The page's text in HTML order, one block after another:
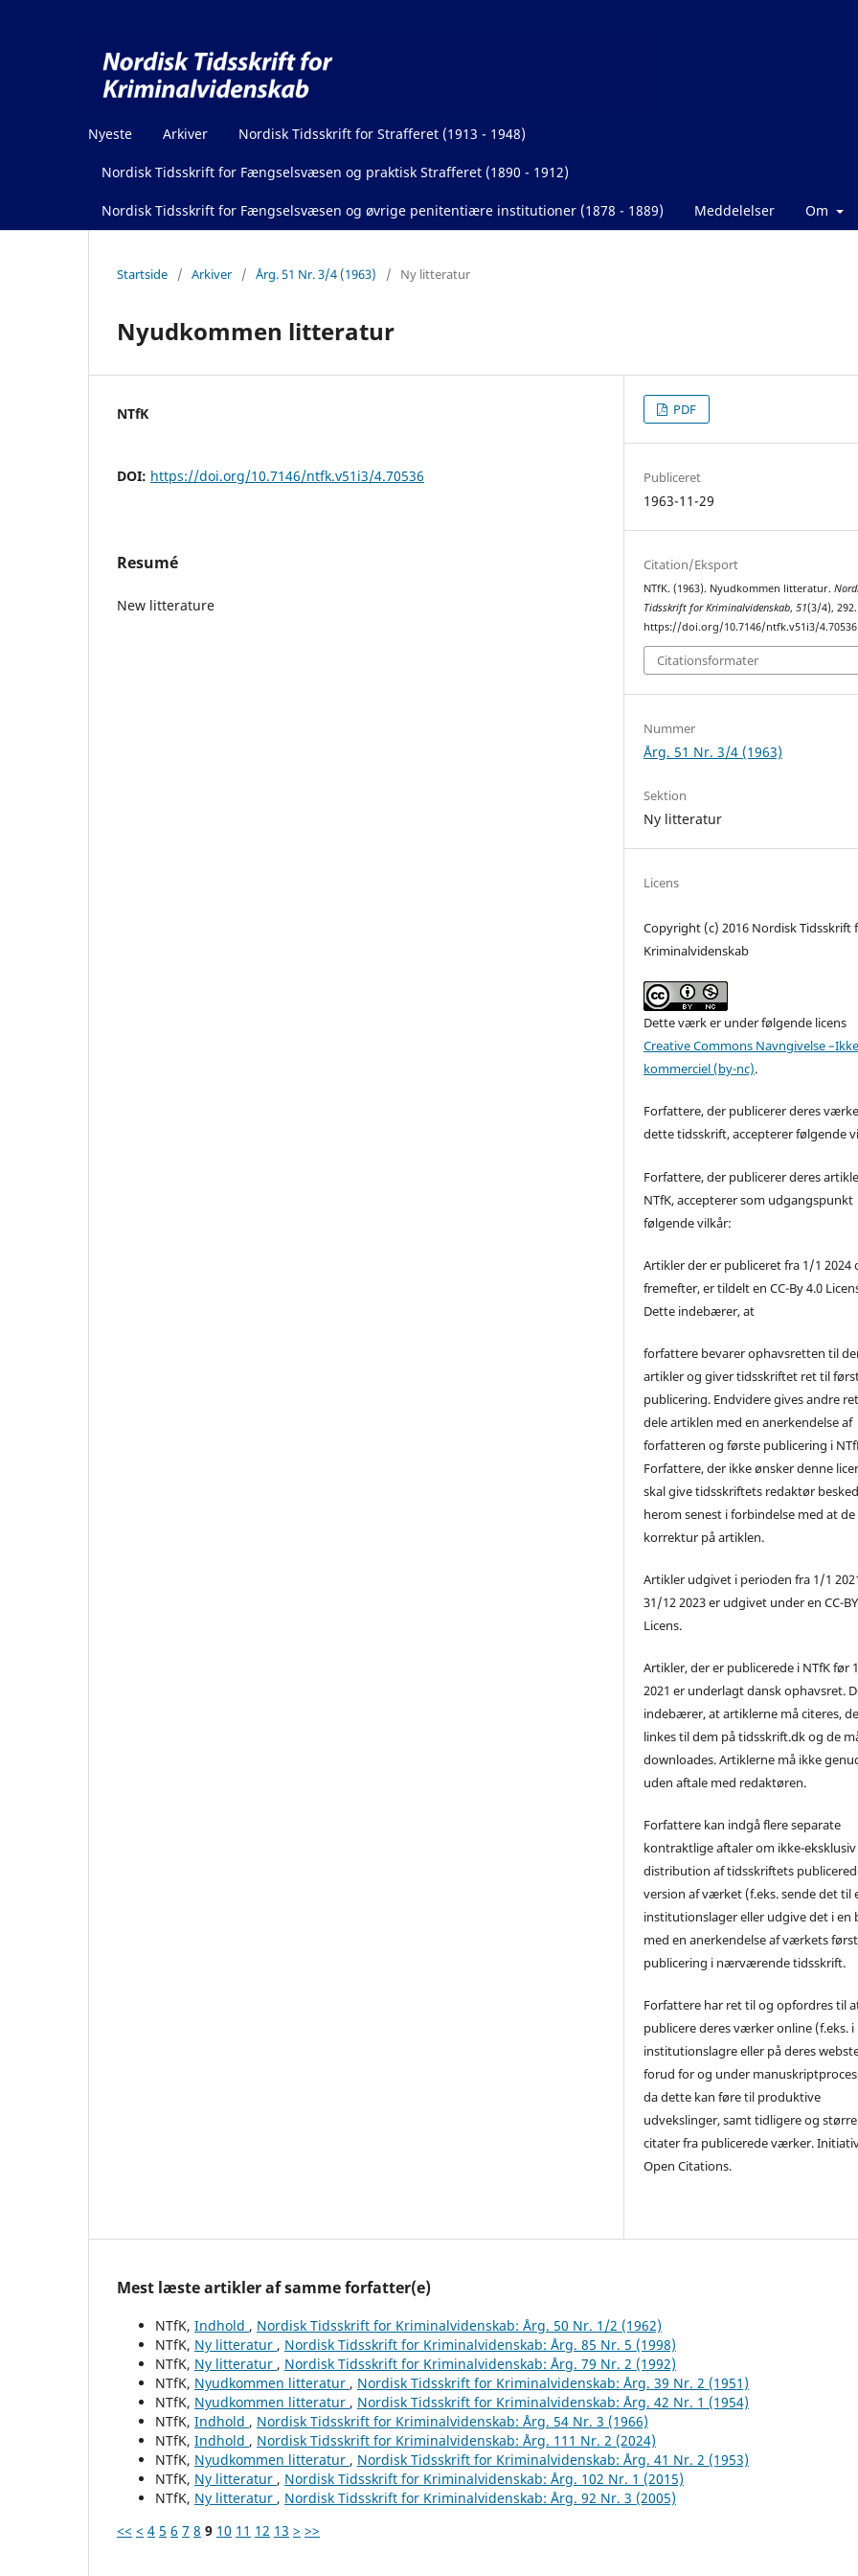
Nyeste Arkiver Nordisk Tidsskrift for Strafferet (1913 - 1948)
Nordisk Tidsskrift for Fængselsvæsen og praktisk Strafferet (1890 - 1912)
Nordisk Tidsskrift for Fængselsvæsen og øvrige penitentiære institutioner (1878 - 1889) Meddelelser Om
Startside / Arkiver / Årg. 51 Nr. 3/4 (1963) / Ny litteratur
Nyudkommen litteratur
NTfK
DOI: https://doi.org/10.7146/ntfk.v51i3/4.70536
Resumé
New litterature
PDF
Publiceret
1963-11-29
Citation/Eksport
NTfK. (1963). Nyudkommen litteratur.
Tidsskrift for Kriminalvidenskab,51(3/4), 292.
https://doi.org/10.7146/ntfk.v51i3/4.70536
Citationsformater
Nummer
Årg. 51 Nr. 3/4 (1963)
Sektion
Ny litteratur
Licens
Copyright (c) 2016 Nordisk Tidsskrift
Kriminalvidenskab
Dette værk er under følgende licens
Creative Commons Navngivelse
kommerciel (by-nc).
Forfattere, der publicerer deres
dette tidsskrift, accepterer følgende
Forfattere, der publicerer deres
NTfK, accepterer som udgangspunkt
følgende vilkår:
Artikler der er publiceret fra 1/1 2024
fremefter, er tildelt en CC-By 4.0
Dette indebærer, at
forfattere bevarer ophavsretten til
artikler og giver tidsskriftet ret til
publicering. Endvidere gives andre
dele artiklen med en anerkendelse af
forfatteren og første publicering i
Forfattere, der ikke ønsker denne
skal give tidsskriftets redaktør besked
herom senest i forbindelse med at
korrektur på artiklen.
Artikler udgivet i perioden fra 1/1
31/12 2023 er udgivet under en CC-
Licens.
Artikler, der er publicerede i NTfK før
2021 er underlagt dansk ophavsret.
indebærer, at artiklerne må citeres,
linkes til dem på tidsskrift.dk og de
downloades. Artiklerne må ikke
uden aftale med redaktøren.
Forfattere kan indgå flere separate
kontraktlige aftaler om ikke-eksklusiv
distribution af tidsskriftets
version af værket (f.eks. sende det til
institutionslager eller udgive det i en
med en anerkendelse af værkets
publicering i nærværende tidsskrift.
Forfattere har ret til og opfordres til
publicere deres værker online (f.eks. i
institutionslagre eller på deres
forud for og under
da dette kan føre til produktive
udvekslinger, samt tidligere og større
citater fra publicerede værker.
Open Citations.
Mest læste artikler af samme forfatter(e)
NTfK, Indhold , Nordisk Tidsskrift for Kriminalvidenskab: Årg. 50 Nr. 1/2 (1962)
NTfK, Ny litteratur , Nordisk Tidsskrift for Kriminalvidenskab: Årg. 85 Nr. 5 (1998)
NTfK, Ny litteratur , Nordisk Tidsskrift for Kriminalvidenskab: Årg. 79 Nr. 2 (1992)
NTfK, Nyudkommen litteratur , Nordisk Tidsskrift for Kriminalvidenskab: Årg. 39 Nr. 2 (1951)
NTfK, Nyudkommen litteratur , Nordisk Tidsskrift for Kriminalvidenskab: Årg. 42 Nr. 1 (1954)
NTfK, Indhold , Nordisk Tidsskrift for Kriminalvidenskab: Årg. 54 Nr. 3 (1966)
NTfK, Indhold , Nordisk Tidsskrift for Kriminalvidenskab: Årg. 111 Nr. 2 (2024)
NTfK, Nyudkommen litteratur , Nordisk Tidsskrift for Kriminalvidenskab: Årg. 41 Nr. 2 (1953)
NTfK, Ny litteratur , Nordisk Tidsskrift for Kriminalvidenskab: Årg. 102 Nr. 1 (2015)
NTfK, Ny litteratur , Nordisk Tidsskrift for Kriminalvidenskab: Årg. 92 Nr. 3 (2005)
<< < 4 5 6 7 8 9 10 11 12 13 > >>